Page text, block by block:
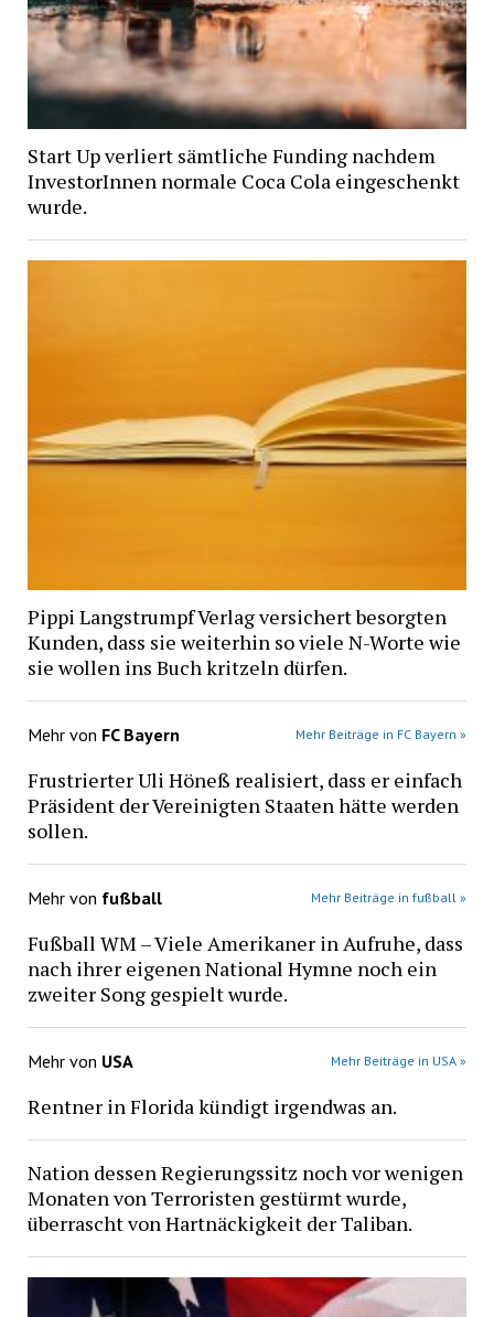
Start Up verliert sämtliche Funding nachdem
InvestorInnen normale Coca Cola eingeschenkt
wurde.
Pippi Langstrumpf Verlag versichert besorgten
Kunden, dass sie weiterhin so viele N-Worte wie
sie wollen ins Buch kritzeln dürfen.
Mehr von FC Bayern Mehr Beiträge in FC Bayern »
Frustrierter Uli Höneß realisiert, dass er einfach
Präsident der Vereinigten Staaten hätte werden
sollen.
Mehr von fußball Mehr Beiträge in fußball »
Fußball WM – Viele Amerikaner in Aufruhe, dass
nach ihrer eigenen National Hymne noch ein
zweiter Song gespielt wurde.
Mehr von USA Mehr Beiträge in USA »
Rentner in Florida kündigt irgendwas an.
Nation dessen Regierungssitz noch vor wenigen
Monaten von Terroristen gestürmt wurde,
überrascht von Hartnäckigkeit der Taliban.